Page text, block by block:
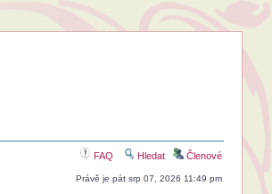
FAQ Hledat Členové
Právě je pát srp 07, 2026 11:49 pm